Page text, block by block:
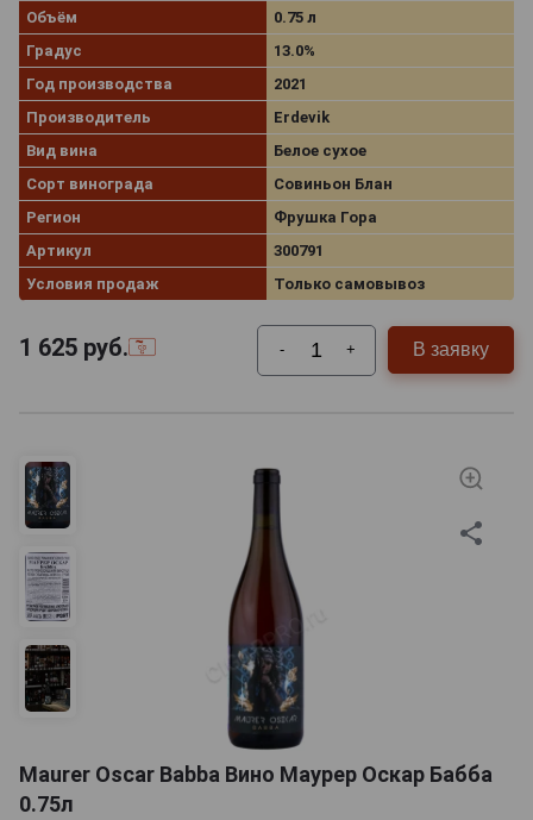
Объём
0.75 л
Градус
13.0%
Год производства
2021
Производитель
Erdevik
Вид вина
Белое сухое
Сорт винограда
Совиньон Блан
Регион
Фрушка Гора
Артикул
300791
Условия продаж
Только самовывоз
1 625 руб. - + В заявку
Maurer Oscar Babba Вино Маурер Оскар Бабба
0.75л